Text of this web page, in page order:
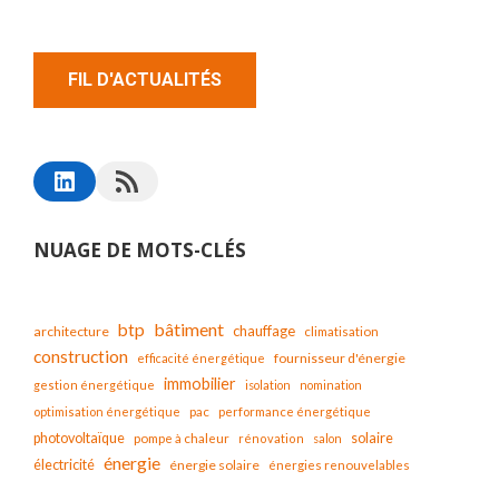
FIL D'ACTUALITÉS
NUAGE DE MOTS-CLÉS
architecture btp bâtiment chauffage climatisation
construction efficacité énergétique fournisseur d'énergie
gestion énergétique immobilier isolation
nomination
optimisation énergétique
pac performance énergétique
photovoltaïque pompe à chaleur rénovation salon solaire
électricité énergie énergie solaire
énergies renouvelables